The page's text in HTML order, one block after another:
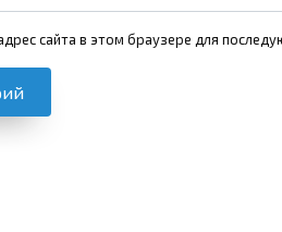
сайта в этом браузере для